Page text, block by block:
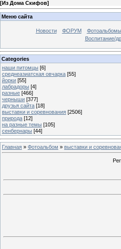
[Из Дома Скифов]
Меню сайта
Новости ФОРУМ Фотоальбомы
Воспитание/
Categories
наши питомцы [6]
среднеазиатская овчарка [55]
йорки [55]
лабрадоры [4]
разные [466]
черныши [377]
друзья сайта [18]
выставки и соревнования [2506]
природа [12]
на разные темы [105]
сенбернары [44]
Главная » Фотоальбом » выставки и